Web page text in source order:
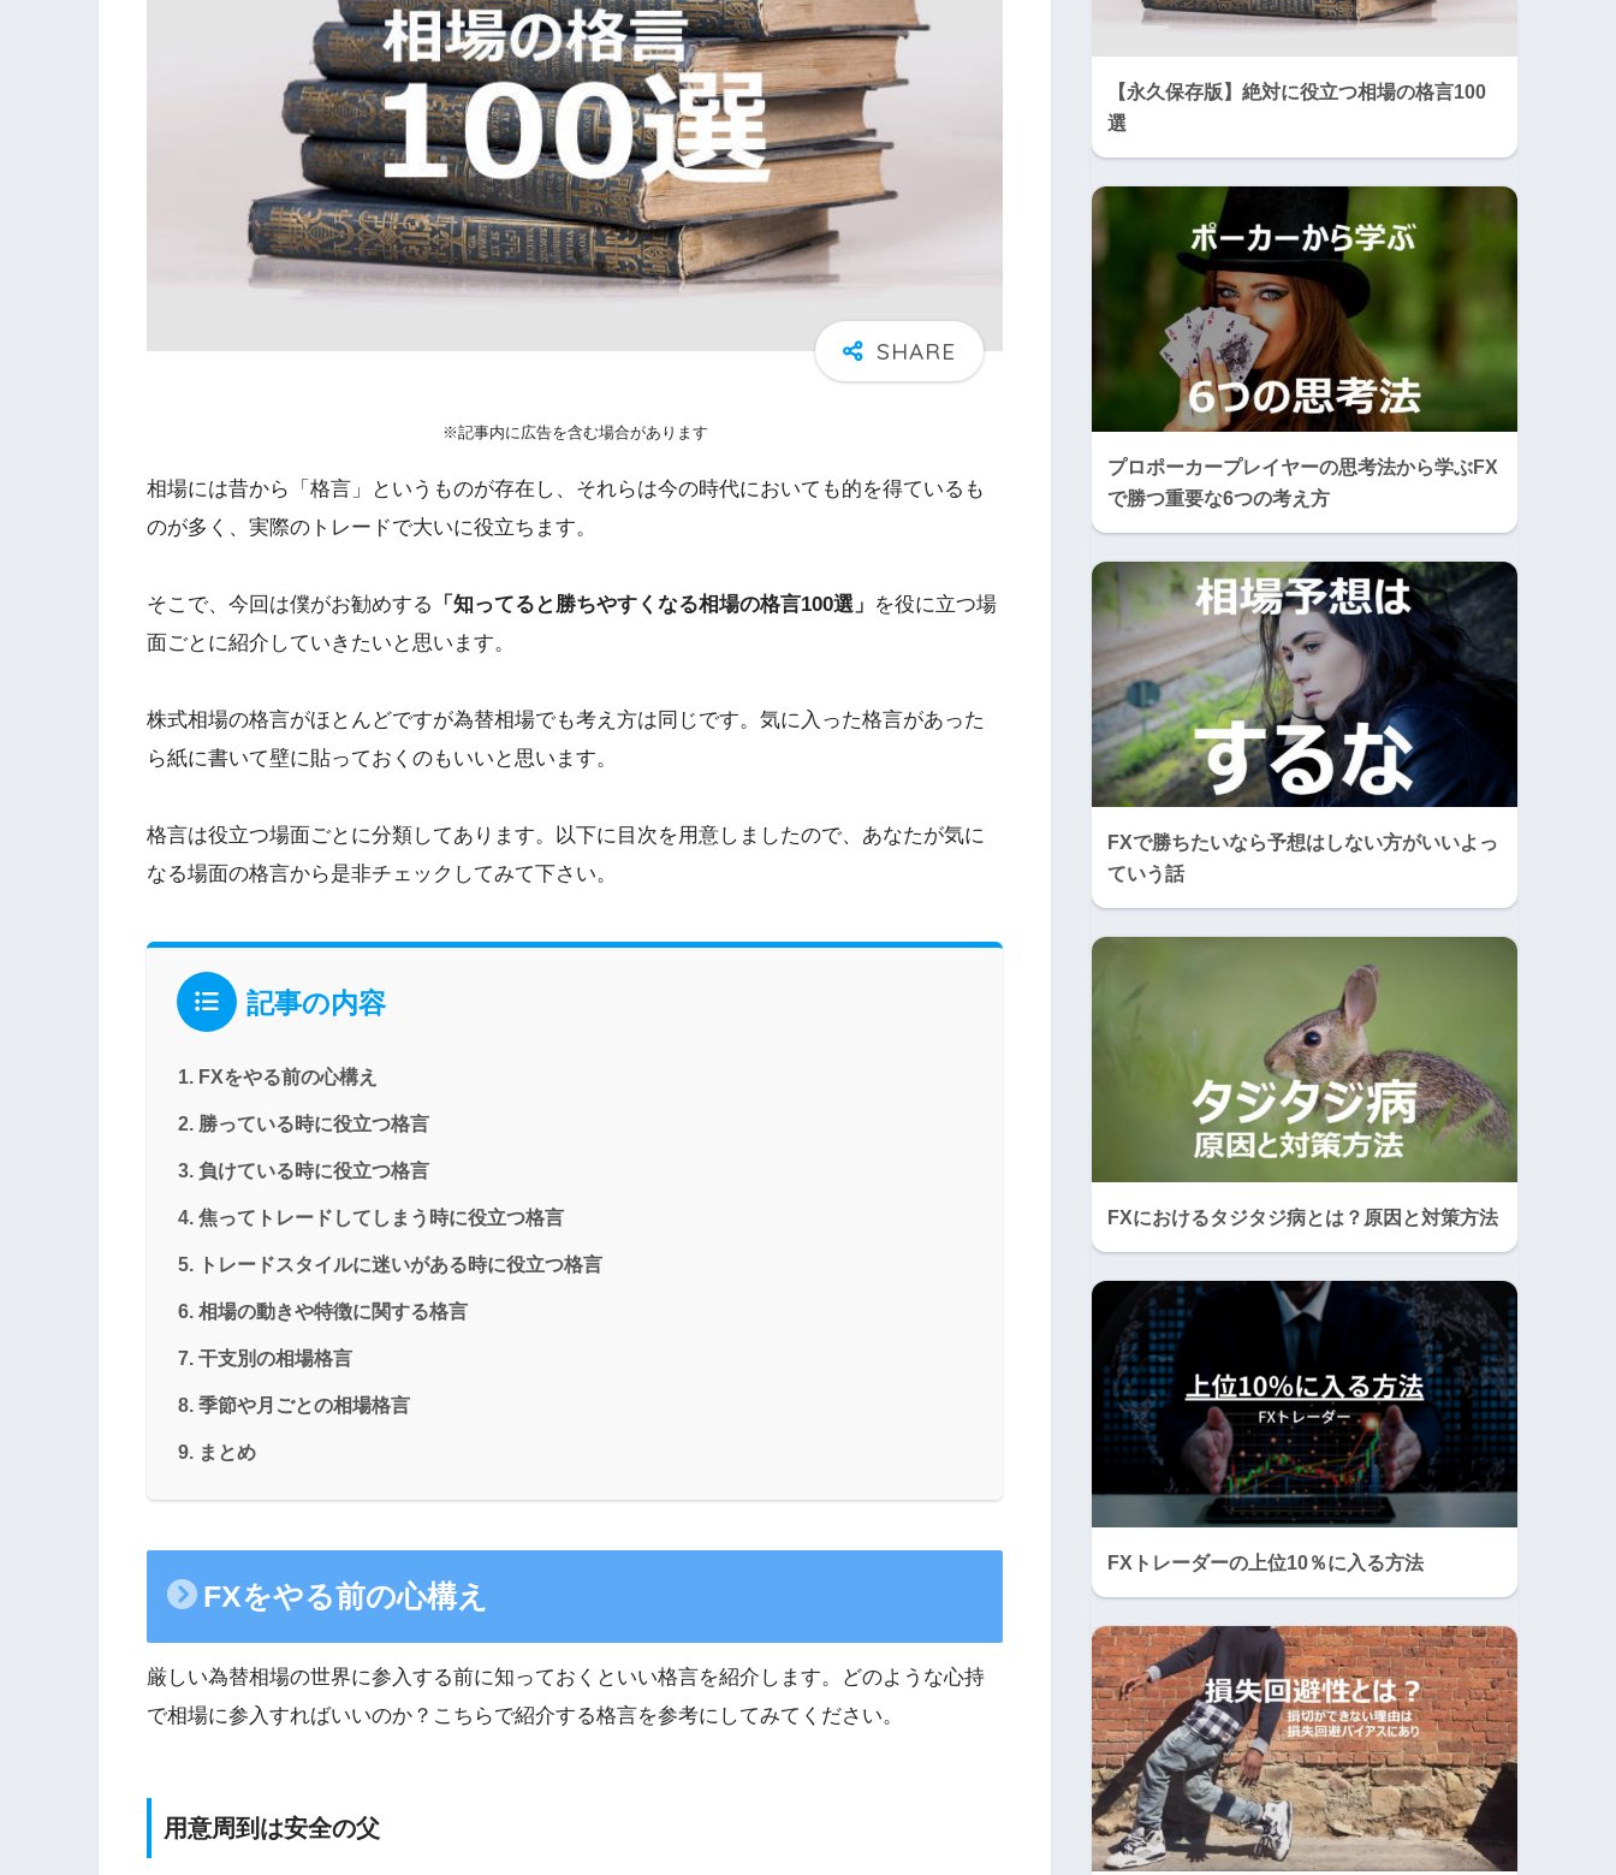
※記事内に広告を含む場合があります
相場には昔から「格言」というものが存在し、それらは今の時代においても的を得ているも
のが多く、実際のトレードで大いに役立ちます。
そこで、今回は僕がお勧めする 「知ってると勝ちやすくなる相場の格言100選」 を役に立つ場
面ごとに紹介していきたいと思います。
株式相場の格言がほとんどですが為替相場でも考え方は同じです。気に入った格言があった
ら紙に書いて壁に貼っておくのもいいと思います。
格言は役立つ場面ごとに分類してあります。以下に目次を用意しましたので、あなたが気に
なる場面の格言から是非チェックしてみて下さい。
記事の内容
FXをやる前の心構え
勝っている時に役立つ格言
負けている時に役立つ格言
焦ってトレードしてしまう時に役立つ格言
トレードスタイルに迷いがある時に役立つ格言
相場の動きや特徴に関する格言
干支別の相場格言
季節や月ごとの相場格言
まとめ
FXをやる前の心構え
厳しい為替相場の世界に参入する前に知っておくといい格言を紹介します。どのような心持
で相場に参入すればいいのか？こちらで紹介する格言を参考にしてみてください。
用意周到は安全の父
【永久保存版】絶対に役立つ相場の格言100
選
プロポーカープレイヤーの思考法から学ぶFX
で勝つ重要な6つの考え方
FXで勝ちたいなら予想はしない方がいいよっ
ていう話
FXにおけるタジタジ病とは？原因と対策方法
FXトレーダーの上位10％に入る方法